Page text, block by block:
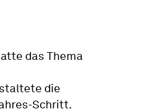
das Thema
die
Schritt.